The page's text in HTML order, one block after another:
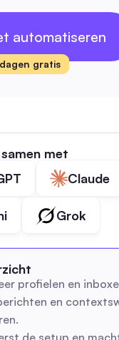
automatiseren
gratis
met
Claude
Grok
profielen en
en
de setup en